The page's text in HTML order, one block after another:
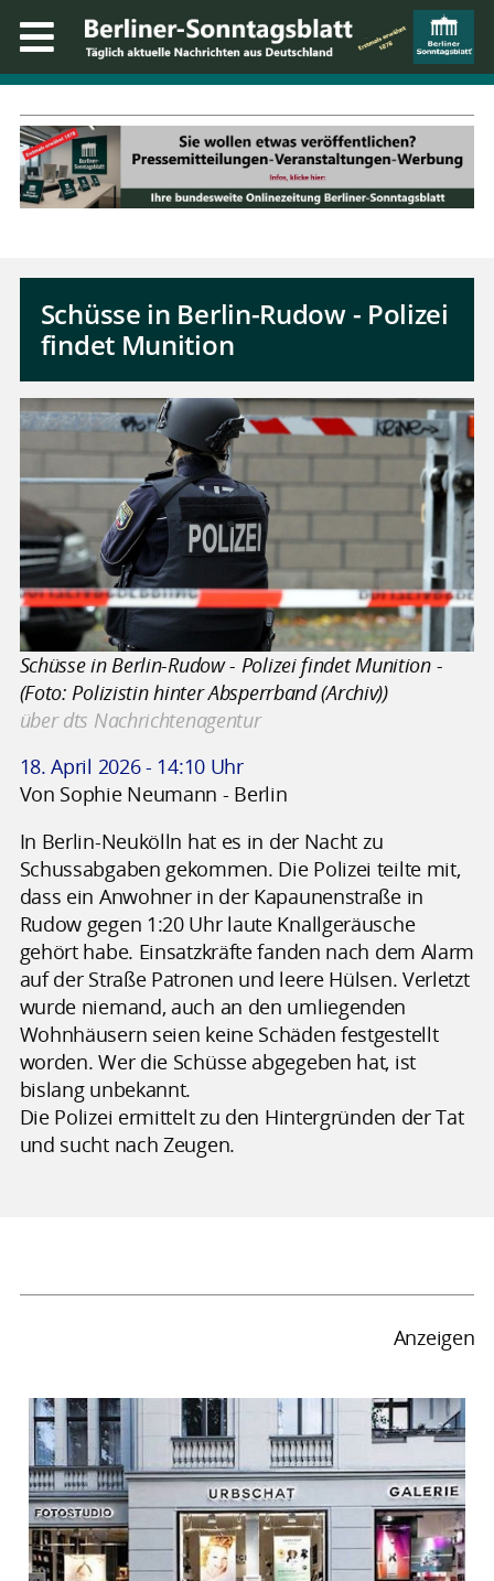
Schüsse in Berlin-Rudow - Polizei
findet Munition
Schüsse in Berlin-Rudow - Polizei findet Munition -
(Foto: Polizistin hinter Absperrband (Archiv))
über dts Nachrichtenagentur
18. April 2026 - 14:10 Uhr
Von Sophie Neumann - Berlin
In Berlin-Neukölln hat es in der Nacht zu
Schussabgaben gekommen. Die Polizei teilte mit,
dass ein Anwohner in der Kapaunenstraße in
Rudow gegen 1:20 Uhr laute Knallgeräusche
gehört habe. Einsatzkräfte fanden nach dem Alarm
auf der Straße Patronen und leere Hülsen. Verletzt
wurde niemand, auch an den umliegenden
Wohnhäusern seien keine Schäden festgestellt
worden. Wer die Schüsse abgegeben hat, ist
bislang unbekannt.
Die Polizei ermittelt zu den Hintergründen der Tat
und sucht nach Zeugen.
Anzeigen